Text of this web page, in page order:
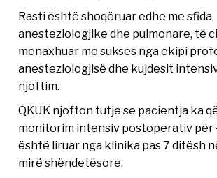
Rasti është shoqëruar edhe me sfida
anesteziologjike dhe pulmonare, të
menaxhuar me sukses nga ekipi
anesteziologjisë dhe kujdesit
njoftim.
QKUK njofton tutje se pacientja ka
monitorim intensiv postoperativ për
është liruar nga klinika pas 7 ditësh
mirë shëndetësore.